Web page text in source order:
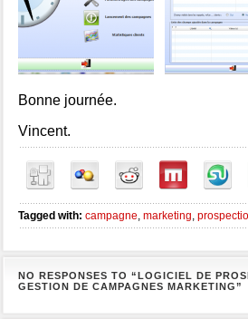
Bonne journée.
Vincent.
Tagged with: campagne, marketing,
NO RESPONSES TO “LOGICIEL DE
GESTION DE CAMPAGNES MARKETING”